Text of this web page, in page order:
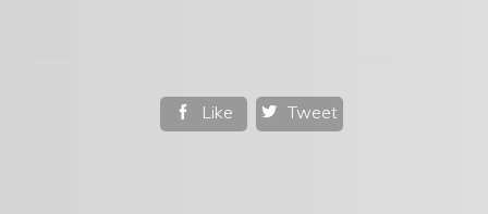
 Like  Tweet